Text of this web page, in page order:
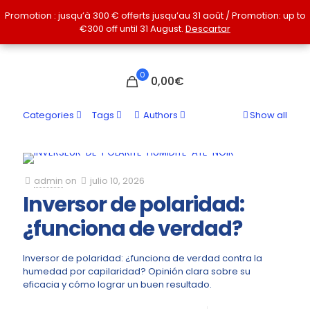
0 0,00€
Categories Tags Authors Show all
admin on julio 10, 2026
Inversor de polaridad:
¿funciona de verdad?
Inversor de polaridad: ¿funciona de verdad contra la
humedad por capilaridad? Opinión clara sobre su
eficacia y cómo lograr un buen resultado.
Promotion : jusqu’à 300 € offerts jusqu’au 31 août / Promotion: up to
€300 off until 31 August. Descartar
Promotion : jusqu’à 300 € offerts jusqu’au 31 août / Promotion: up to
€300 off until 31 August. Descartar